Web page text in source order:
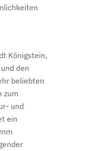
Königstein,
den
beliebten
zum
und
ein